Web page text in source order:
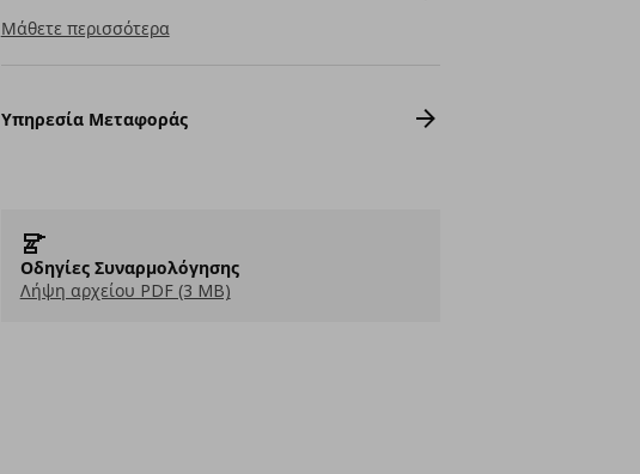
Μάθετε περισσότερα
Υπηρεσία Μεταφοράς
Οδηγίες Συναρμολόγησης
Λήψη αρχείου PDF (3 MB)